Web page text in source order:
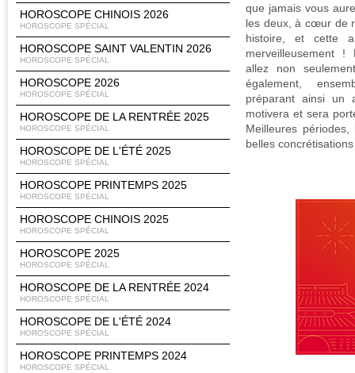
HOROSCOPE CHINOIS 2026
HOROSCOPE SPÉCIAL
HOROSCOPE SAINT VALENTIN 2026
HOROSCOPE SPÉCIAL
HOROSCOPE 2026
HOROSCOPE SPÉCIAL
HOROSCOPE DE LA RENTRÉE 2025
HOROSCOPE SPÉCIAL
HOROSCOPE DE L'ÉTÉ 2025
HOROSCOPE SPÉCIAL
HOROSCOPE PRINTEMPS 2025
HOROSCOPE SPÉCIAL
HOROSCOPE CHINOIS 2025
HOROSCOPE SPÉCIAL
HOROSCOPE 2025
HOROSCOPE SPÉCIAL
HOROSCOPE DE LA RENTRÉE 2024
HOROSCOPE SPÉCIAL
HOROSCOPE DE L'ÉTÉ 2024
HOROSCOPE SPÉCIAL
HOROSCOPE PRINTEMPS 2024
HOROSCOPE SPÉCIAL
que jamais vous
les deux, à cœur de
histoire, et cette
merveilleusement
allez non
également,
préparant ainsi un
motivera et sera
Meilleures
belles